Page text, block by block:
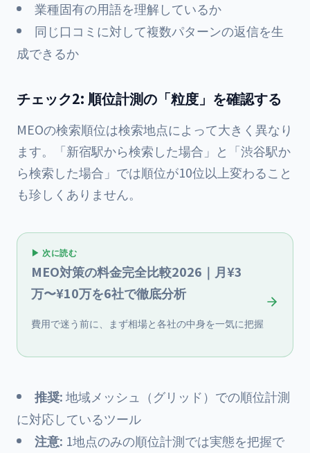
業種固有の用語を理解しているか
同じ口コミに対して複数パターンの返信を生
成できるか
チェック2: 順位計測の「粒度」を確認する
MEOの検索順位は検索地点によって大きく異なり
ます。「新宿駅から検索した場合」と「渋谷駅か
ら検索した場合」では順位が10位以上変わること
も珍しくありません。
▶ 次に読む
MEO対策の料金完全比較2026｜月¥3
万〜¥10万を6社で徹底分析
費用で迷う前に、まず相場と各社の中身を一気に把握
推奨:地域メッシュ（グリッド）での順位計測
に対応しているツール
注意: 1地点のみの順位計測では実態を把握で